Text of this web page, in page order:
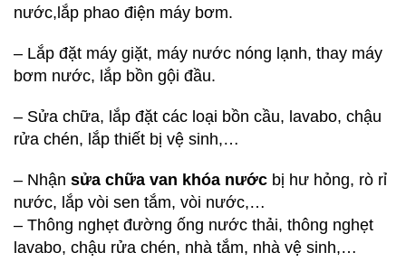
nước,lắp phao điện máy bơm.
– Lắp đặt máy giặt, máy nước nóng lạnh, thay máy
bơm nước, lắp bồn gội đầu.
– Sửa chữa, lắp đặt các loại bồn cầu, lavabo, chậu
rửa chén, lắp thiết bị vệ sinh,…
– Nhận sửa chữa van khóa nước bị hư hỏng, rò rỉ
nước, lắp vòi sen tắm, vòi nước,…
– Thông nghẹt đường ống nước thải, thông nghẹt
lavabo, chậu rửa chén, nhà tắm, nhà vệ sinh,…